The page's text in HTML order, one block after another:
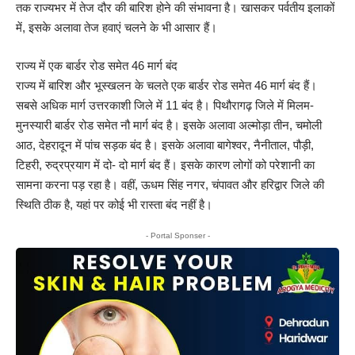
तक राज्यभर में तेज दौर की बारिश होने की संभावना है। खासकर पर्वतीय इलाकों
में, इसके अलावा तेज हवाएं चलने के भी आसार हैं।
राज्य में एक बार्डर रोड समेत 46 मार्ग बंद
राज्य में बारिश और भूस्खलन के चलते एक बार्डर रोड समेत 46 मार्ग बंद हैं।
सबसे अधिक मार्ग उत्तरकाशी जिले में 11 बंद है। पिथौरागढ़ जिले में मिलम-
मुनस्यारी बार्डर रोड समेत नौ मार्ग बंद है। इसके अलावा अल्मोड़ा तीन, चमोली
आठ, देहरादून में पांच सड़क बंद है। इसके अलावा बागेश्वर, नैनीताल, पौड़ी,
टिहरी, रुद्रप्रयाग में दो- दो मार्ग बंद हैं। इसके कारण लोगों को परेशानी का
सामना करना पड़ रहा है। वहीं, ऊधम सिंह नगर, चंपावत और हरिद्वार जिले की
स्थिति ठीक है, यहां पर कोई भी रास्ता बंद नहीं है।
- Portal Sponser -